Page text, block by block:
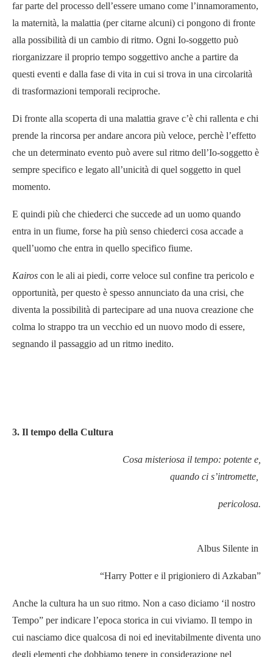
far parte del processo dell’essere umano come l’innamoramento,
la maternità, la malattia (per citarne alcuni) ci pongono di fronte
alla possibilità di un cambio di ritmo. Ogni Io-soggetto può
riorganizzare il proprio tempo soggettivo anche a partire da
questi eventi e dalla fase di vita in cui si trova in una circolarità
di trasformazioni temporali reciproche.
Di fronte alla scoperta di una malattia grave c’è chi rallenta e chi
prende la rincorsa per andare ancora più veloce, perchè l’effetto
che un determinato evento può avere sul ritmo dell’Io-soggetto è
sempre specifico e legato all’unicità di quel soggetto in quel
momento.
E quindi più che chiederci che succede ad un uomo quando
entra in un fiume, forse ha più senso chiederci cosa accade a
quell’uomo che entra in quello specifico fiume.
Kairos con le ali ai piedi, corre veloce sul confine tra pericolo e
opportunità, per questo è spesso annunciato da una crisi, che
diventa la possibilità di partecipare ad una nuova creazione che
colma lo strappo tra un vecchio ed un nuovo modo di essere,
segnando il passaggio ad un ritmo inedito.
3. Il tempo della Cultura
Cosa misteriosa il tempo: potente e,
quando ci s’intromette,
pericolosa.
Albus Silente in
“Harry Potter e il prigioniero di Azkaban”
Anche la cultura ha un suo ritmo. Non a caso diciamo ‘il nostro
Tempo” per indicare l’epoca storica in cui viviamo. Il tempo in
cui nasciamo dice qualcosa di noi ed inevitabilmente diventa uno
degli elementi che dobbiamo tenere in considerazione nel